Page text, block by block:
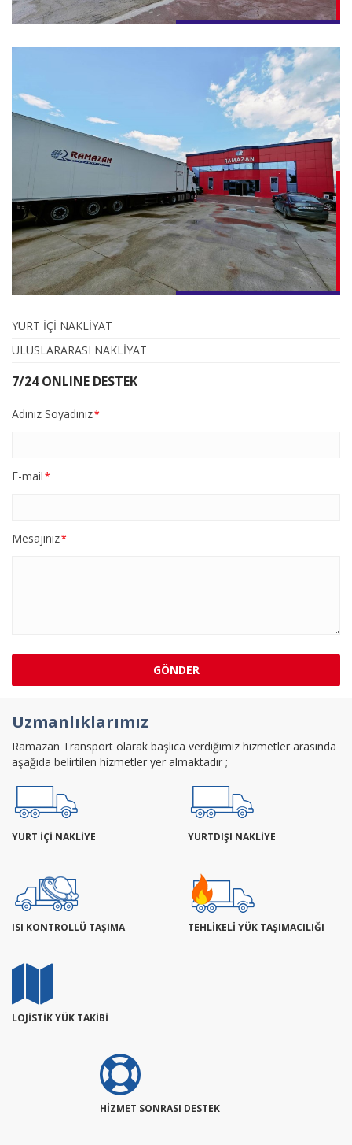
YURT İÇİ NAKLİYAT
ULUSLARARASI NAKLİYAT
7/24 ONLINE DESTEK
Adınız Soyadınız*
E-mail*
Mesajınız*
GÖNDER
Uzmanlıklarımız
Ramazan Transport olarak başlıca verdiğimiz hizmetler arasında
aşağıda belirtilen hizmetler yer almaktadır ;
YURT İÇİ NAKLİYE YURTDIŞI NAKLİYE
ISI KONTROLLÜ TAŞIMA TEHLİKELİ YÜK TAŞIMACILIĞI
LOJİSTİK YÜK TAKİBİ
HİZMET SONRASI DESTEK